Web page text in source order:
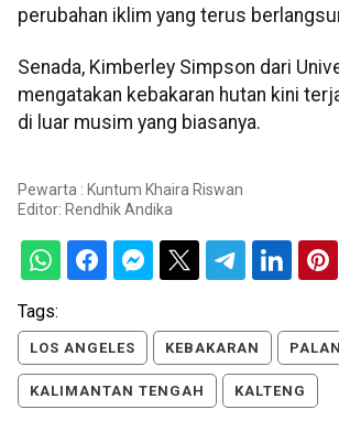
perubahan iklim yang terus
Senada, Kimberley Simpson dari
mengatakan kebakaran hutan kini
di luar musim yang biasanya.
Pewarta : Kuntum Khaira Riswan
Editor: Rendhik Andika
Tags:
LOS ANGELES KEBAKARAN
KALIMANTAN TENGAH KALTENG